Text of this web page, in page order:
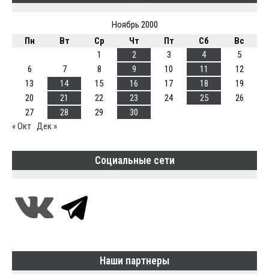
Ноябрь 2000
Пн
Вт Ср Чт Пт Сб
Вс
1
2 3 4
5
6
7 8 9 10 11
12
13
14 15 16 17 18
19
20
21 22 23 24 25
26
27
28 29
30
« Окт Дек »
Социальные сети
Наши партнеры